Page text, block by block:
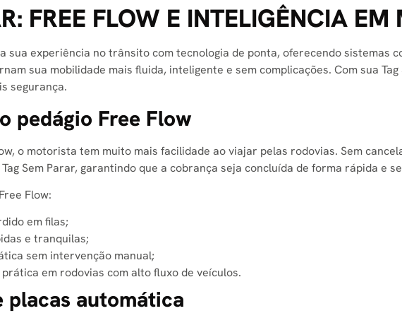
FREE FLOW E INTELIGÊNCIA EM
sua experiência no trânsito com tecnologia de ponta, oferecendo sistemas
sua mobilidade mais fluida, inteligente e sem complicações. Com sua
segurança.
pedágio Free Flow
o motorista tem muito mais facilidade ao viajar pelas rodovias. Sem
Sem Parar, garantindo que a cobrança seja concluída de forma rápida e
Flow:
em filas;
e tranquilas;
sem intervenção manual;
em rodovias com alto fluxo de veículos.
placas automática